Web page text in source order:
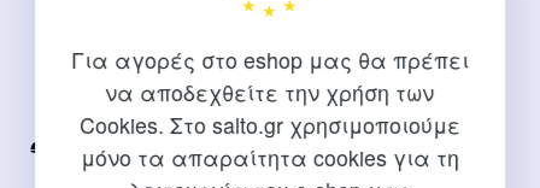
Για αγορές στο eshop μας θα πρέπει
να αποδεχθείτε την χρήση των
Cookies. Στο salto.gr χρησιμοποιούμε
μόνο τα απαραίτητα cookies για τη
2310 267108